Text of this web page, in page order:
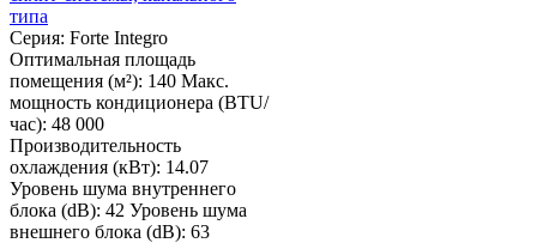
типа
Серия: Forte Integro
Оптимальная площадь
помещения (м²): 140 Макс.
мощность кондиционера (BTU/
час): 48 000
Производительность
охлаждения (кВт): 14.07
Уровень шума внутреннего
блока (dB): 42 Уровень шума
внешнего блока (dB): 63